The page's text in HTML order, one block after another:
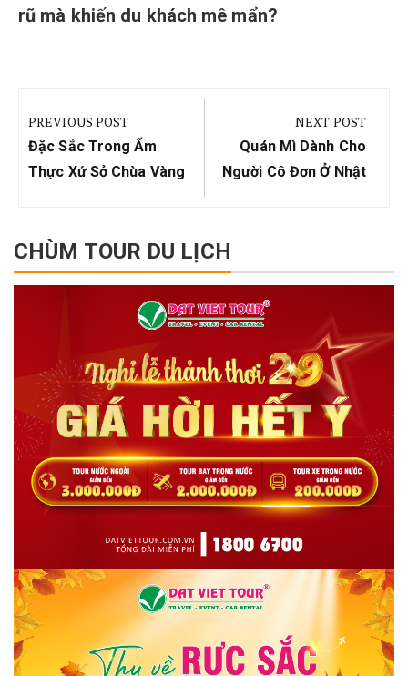
rũ mà khiến du khách mê mẩn?
hướng
bài
viết
PREVIOUS POST
Previous
Post:
Đặc Sắc Trong Ẩm
Thực Xứ Sở Chùa Vàng
NEXT POST
Next
Post:
Quán Mì Dành Cho
Người Cô Đơn Ở Nhật
CHÙM TOUR DU LỊCH